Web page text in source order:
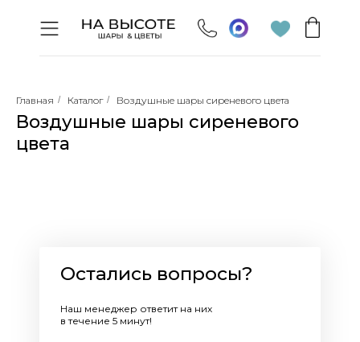
Главная / Каталог / Воздушные шары сиреневого цвета
Воздушные шары сиреневого
цвета
Остались вопросы?
Наш менеджер ответит на них
в течение 5 минут!